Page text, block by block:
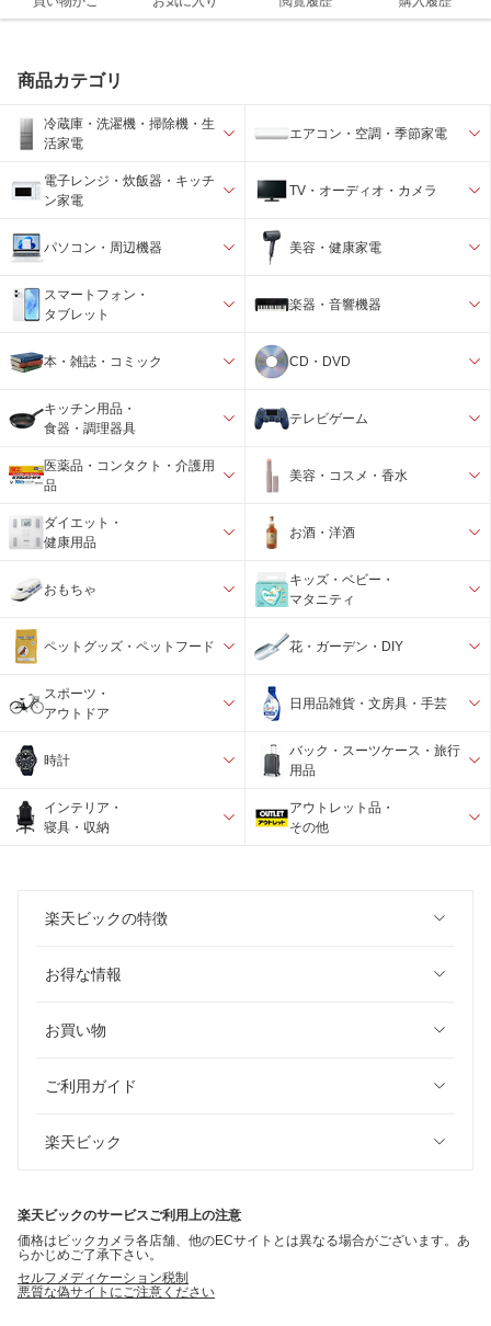
商品カテゴリ
冷蔵庫・洗濯機・掃除機・生
活家電
エアコン・空調・季節家電
電子レンジ・炊飯器・キッチ
ン家電
TV・オーディオ・カメラ
パソコン・周辺機器 美容・健康家電
スマートフォン・
タブレット
楽器・音響機器
本・雑誌・コミック CD・DVD
キッチン用品・
食器・調理器具
テレビゲーム
医薬品・コンタクト・介護用
品
美容・コスメ・香水
ダイエット・
健康用品
お酒・洋酒
おもちゃ
キッズ・ベビー・
マタニティ
ペットグッズ・ペットフード 花・ガーデン・DIY
スポーツ・
アウトドア
日用品雑貨・文房具・手芸
時計
バック・スーツケース・旅行
用品
インテリア・
寝具・収納
アウトレット品・
その他
楽天ビックの特徴
お得な情報
お買い物
ご利用ガイド
楽天ビック
楽天ビックのサービスご利用上の注意
価格はビックカメラ各店舗、他のECサイトとは異なる場合がございます。あ
らかじめご了承下さい。
セルフメディケーション税制
悪質な偽サイトにご注意ください